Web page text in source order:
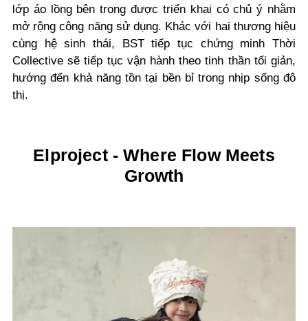
lớp áo lồng bên trong được triển khai có chủ ý nhằm
mở rộng công năng sử dụng. Khác với hai thương hiệu
cùng hệ sinh thái, BST tiếp tục chứng minh Thời
Collective sẽ tiếp tục vận hành theo tinh thần tối giản,
hướng đến khả năng tồn tại bền bỉ trong nhịp sống đô
thị.
Elproject - Where Flow Meets
Growth